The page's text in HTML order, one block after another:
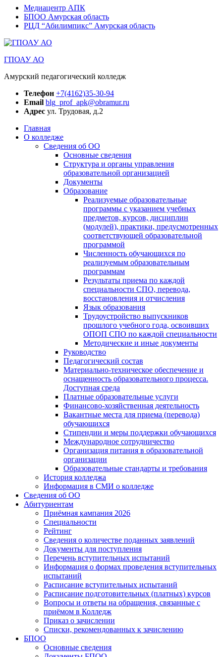
Медиацентр АПК
БПОО Амурская область
РЦД “Абилимпикс” Амурская область
ГПОАУ АО
Амурский педагогический колледж
Телефон +7(4162)35-30-94
Email blg_prof_apk@obramur.ru
Адрес ул. Трудовая, д.2
Главная
О колледже
Сведения об ОО
Основные сведения
Структура и органы управления
образовательной организацией
Документы
Образование
Реализуемые образовательные
программы с указанием учебных
предметов, курсов, дисциплин
(модулей), практики, предусмотренных
соответствующей образовательной
программой
Численность обучающихся по
реализуемым образовательным
программам
Результаты приема по каждой
специальности СПО, перевода,
восстановления и отчисления
Язык образования
Трудоустройство выпускников
прошлого учебного года, освоивших
ОПОП СПО по каждой специальности
Методические и иные документы
Руководство
Педагогический состав
Материально-техническое обеспечение и
оснащенность образовательного процесса.
Доступная среда
Платные образовательные услуги
Финансово-хозяйственная деятельность
Вакантные места для приема (перевода)
обучающихся
Стипендии и меры поддержки обучающихся
Международное сотрудничество
Организация питания в образовательной
организации
Образовательные стандарты и требования
История колледжа
Информация в СМИ о колледже
Сведения об ОО
Абитуриентам
Приёмная кампания 2026
Специальности
Рейтинг
Сведения о количестве поданных заявлений
Документы для поступления
Перечень вступительных испытаний
Информация о формах проведения вступительных
испытаний
Расписание вступительных испытаний
Расписание подготовительных (платных) курсов
Вопросы и ответы на обращения, связанные с
приёмом в Колледж
Приказ о зачислении
Списки, рекомендованных к зачислению
БПОО
Основные сведения